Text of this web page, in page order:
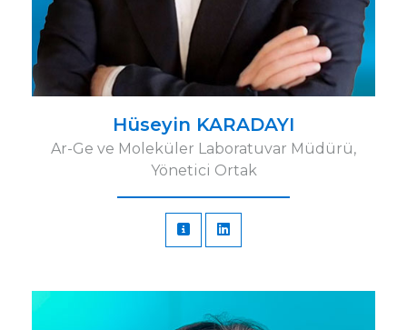
Hüseyin KARADAYI
Ar-Ge ve Moleküler Laboratuvar Müdürü,
Yönetici Ortak